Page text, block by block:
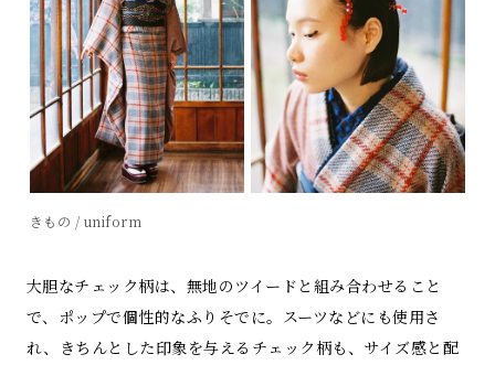
きもの / uniform
大胆なチェック柄は、無地のツイードと組み合わせること
で、ポップで個性的なふりそでに。スーツなどにも使用さ
れ、きちんとした印象を与えるチェック柄も、サイズ感と配